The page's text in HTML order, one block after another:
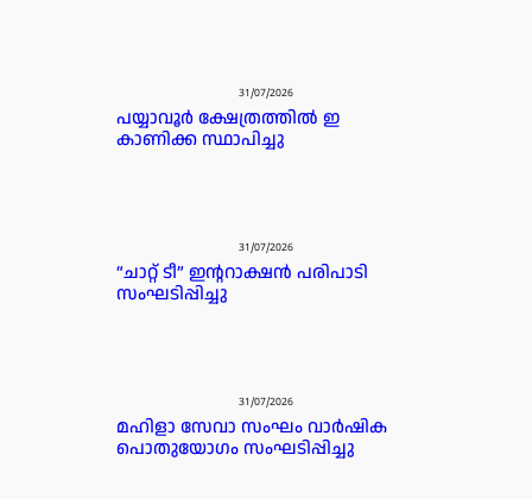
31/07/2026
പയ്യാവൂർ ക്ഷേത്രത്തിൽ ഇ
കാണിക്ക സ്ഥാപിച്ചു
31/07/2026
“ചാറ്റ് ടീ” ഇന്ററാക്ഷൻ പരിപാടി
സംഘടിപ്പിച്ചു
31/07/2026
മഹിളാ സേവാ സംഘം വാർഷിക
പൊതുയോഗം സംഘടിപ്പിച്ചു